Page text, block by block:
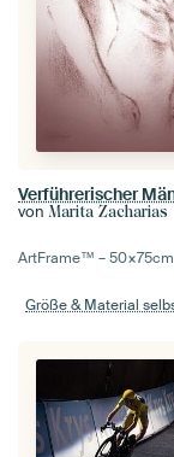
von Marita Zacharias
ArtFrame™ –50×75cm
Größe & Material